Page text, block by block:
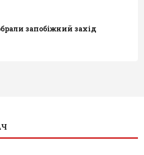
запобіжний захід